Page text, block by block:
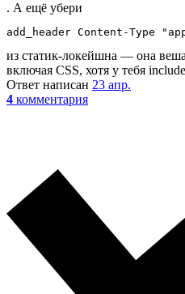
. А ещё убери
add_header Content-Type
из статик-локейшна — она
включая CSS, хотя у тебя
Ответ написан 23 апр.
4 комментария